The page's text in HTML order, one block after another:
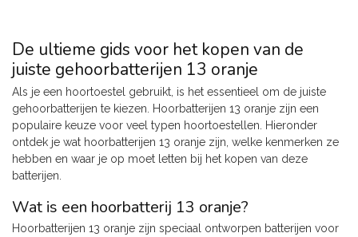
De ultieme gids voor het kopen van de
juiste gehoorbatterijen 13 oranje
Als je een hoortoestel gebruikt, is het essentieel om de juiste
gehoorbatterijen te kiezen. Hoorbatterijen 13 oranje zijn een
populaire keuze voor veel typen hoortoestellen. Hieronder
ontdek je wat hoorbatterijen 13 oranje zijn, welke kenmerken ze
hebben en waar je op moet letten bij het kopen van deze
batterijen.
Wat is een hoorbatterij 13 oranje?
Hoorbatterijen 13 oranje zijn speciaal ontworpen batterijen voor